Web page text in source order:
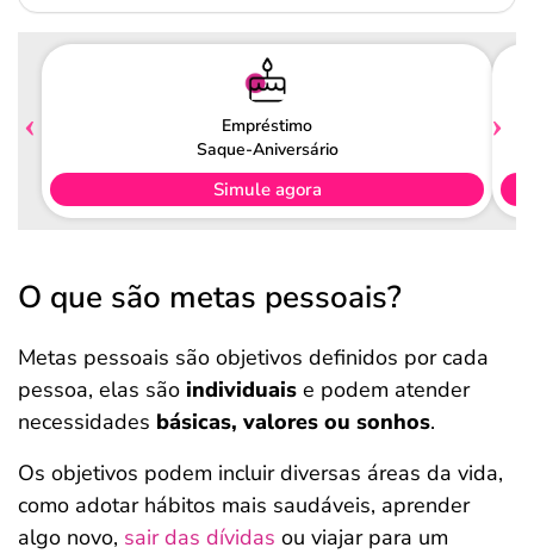
Empréstimo
Saque-Aniversário
Simule agora
O que são metas pessoais?
Metas pessoais são objetivos definidos por cada
pessoa, elas são individuais e podem atender
necessidades básicas, valores ou sonhos.
Os objetivos podem incluir diversas áreas da vida,
como adotar hábitos mais saudáveis, aprender
algo novo, sair das dívidas ou viajar para um